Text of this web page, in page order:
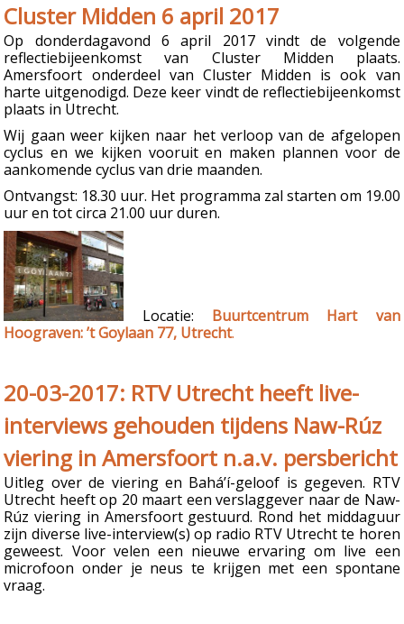
Cluster Midden 6 april 2017
Op donderdagavond 6 april 2017 vindt de volgende
reflectiebijeenkomst van Cluster Midden plaats.
Amersfoort onderdeel van Cluster Midden is ook van
harte uitgenodigd. Deze keer vindt de reflectiebijeenkomst
plaats in Utrecht.
Wij gaan weer kijken naar het verloop van de afgelopen
cyclus en we kijken vooruit en maken plannen voor de
aankomende cyclus van drie maanden.
Ontvangst: 18.30 uur. Het programma zal starten om 19.00
uur en tot circa 21.00 uur duren.
Locatie: Buurtcentrum Hart van
Hoograven: ’t Goylaan 77, Utrecht.
20-03-2017: RTV Utrecht heeft live-
interviews gehouden tijdens Naw-Rúz
viering in Amersfoort n.a.v. persbericht
Uitleg over de viering en Bahá’í-geloof is gegeven. RTV
Utrecht heeft op 20 maart een verslaggever naar de Naw-
Rúz viering in Amersfoort gestuurd. Rond het middaguur
zijn diverse live-interview(s) op radio RTV Utrecht te horen
geweest. Voor velen een nieuwe ervaring om live een
microfoon onder je neus te krijgen met een spontane
vraag.